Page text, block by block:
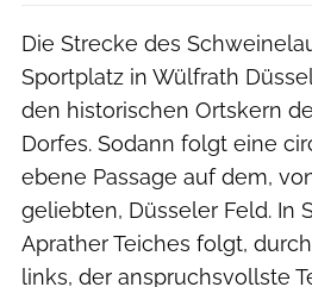
Die Strecke des
Sportplatz in Wülfrath
den historischen Ortskern
Dorfes. Sodann folgt eine
ebene Passage auf dem,
geliebten, Düsseler Feld. In
Aprather Teiches folgt,
links, der anspruchsvollste